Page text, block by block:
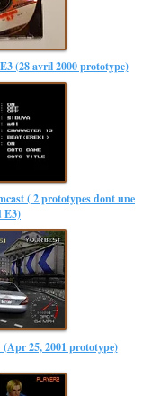
(28 avril 2000 prototype)
( 2 prototypes dont une
E3)
25, 2001 prototype)